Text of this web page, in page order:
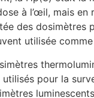
à l’œil, mais en
des dosimètres
utilisée
pour la